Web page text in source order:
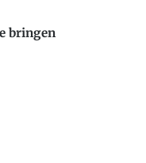
bringen